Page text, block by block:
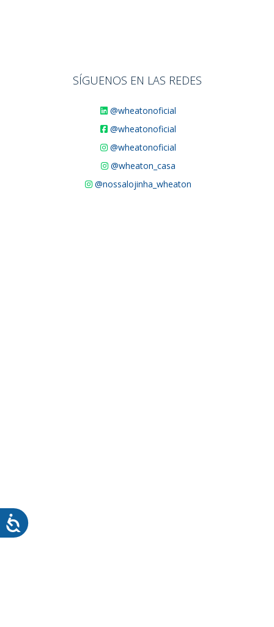
SÍGUENOS EN LAS REDES
@wheatonoficial
@wheatonoficial
@wheatonoficial
@wheaton_casa
@nossalojinha_wheaton